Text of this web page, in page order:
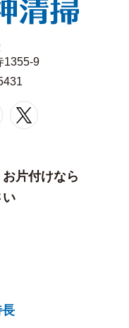
1355-9
片付けなら
い